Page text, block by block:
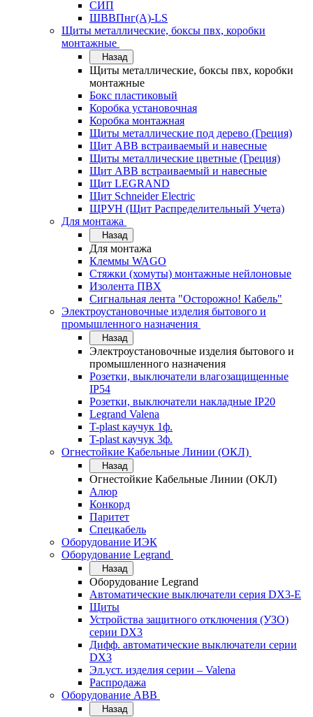
СИП
ШВВПнг(А)-LS
Щиты металлические, боксы пвх, коробки
монтажные
Назад
Щиты металлические, боксы пвх, коробки
монтажные
Бокс пластиковый
Коробка установочная
Коробка монтажная
Щиты металлические под дерево (Греция)
Щит ABB встраиваемый и навесные
Щиты металлические цветные (Греция)
Щит ABB встраиваемый и навесные
Щит LEGRAND
Щит Schneider Electric
ЩРУН (Щит Распределительный Учета)
Для монтажа
Назад
Для монтажа
Клеммы WAGO
Стяжки (хомуты) монтажные нейлоновые
Изолента ПВХ
Сигнальная лента "Осторожно! Кабель"
Электроустановочные изделия бытового и
промышленного назначения
Назад
Электроустановочные изделия бытового и
промышленного назначения
Розетки, выключатели влагозащищенные
IP54
Розетки, выключатели накладные IP20
Legrand Valena
T-plast каучук 1ф.
T-plast каучук 3ф.
Огнестойкие Кабельные Линии (ОКЛ)
Назад
Огнестойкие Кабельные Линии (ОКЛ)
Алюр
Конкорд
Паритет
Спецкабель
Оборудование ИЭК
Оборудование Legrand
Назад
Оборудование Legrand
Автоматические выключатели серия DX3-E
Щиты
Устройства защитного отключения (УЗО)
серии DX3
Дифф. автоматические выключатели серии
DX3
Эл.уст. изделия серии – Valena
Распродажа
Оборудование АВВ
Назад